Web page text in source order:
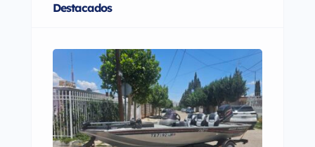
Destacados